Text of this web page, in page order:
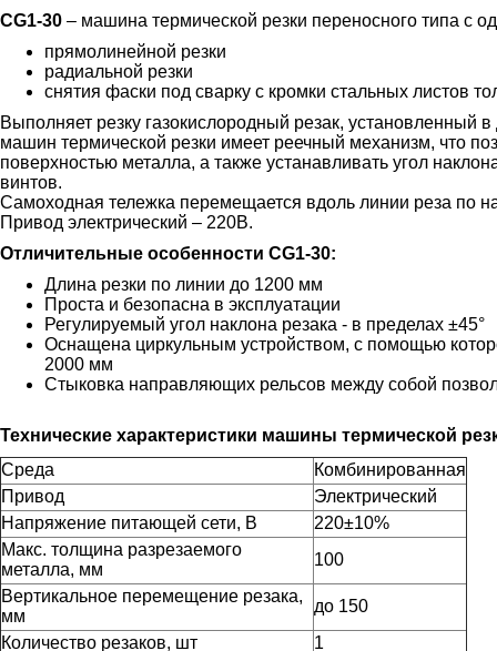
CG1-30 – машина термической резки переносного типа с
прямолинейной резки
радиальной резки
снятия фаски под сварку с кромки стальных листов
Выполняет резку газокислородный резак, установленный
машин термической резки имеет реечный механизм, что
поверхностью металла, а также устанавливать угол
винтов.
Самоходная тележка перемещается вдоль линии реза по
Привод электрический – 220В.
Отличительные особенности CG1-30:
Длина резки по линии до 1200 мм
Проста и безопасна в эксплуатации
Регулируемый угол наклона резака - в пределах ±45°
Оснащена циркульным устройством, с помощью
2000 мм
Стыковка направляющих рельсов между собой
Технические характеристики машины термической
Среда
Комбинированная
Привод
Электрический
Напряжение питающей сети, В
220±10%
Макс. толщина разрезаемого
металла, мм
100
Вертикальное перемещение резака,
мм
до 150
Количество резаков, шт
1